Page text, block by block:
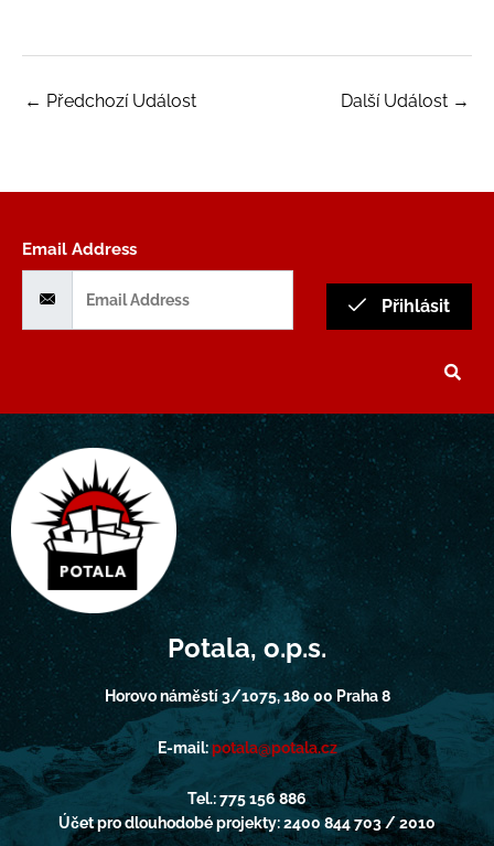
← Předchozí Událost Další Událost →
Email Address
Přihlásit
Potala, o.p.s.
Horovo náměstí 3/1075, 180 00 Praha 8
E-mail:potala@potala.cz
Tel.: 775 156 886
Účet pro dlouhodobé projekty: 2400 844 703 / 2010